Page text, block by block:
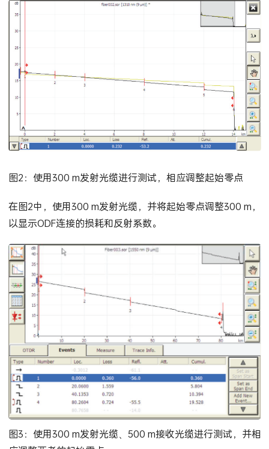
图2：使用300 m发射光缆进行测试，相应调整起始零点
在图2中，使用300 m发射光缆，并将起始零点调整300 m，
以显示ODF连接的损耗和反射系数。
图3：使用300 m发射光缆、500 m接收光缆进行测试，并相